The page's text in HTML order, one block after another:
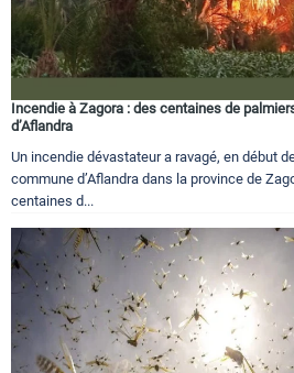
Incendie à Zagora : des centaines de
d’Aflandra
Un incendie dévastateur a ravagé, en début
commune d’Aflandra dans la province de
centaines d...